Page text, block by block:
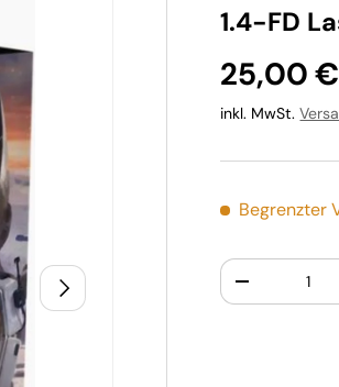
Nächste
1.4-FD
25,00 €
inkl. MwSt.
Begrenzter
Anzahl
-